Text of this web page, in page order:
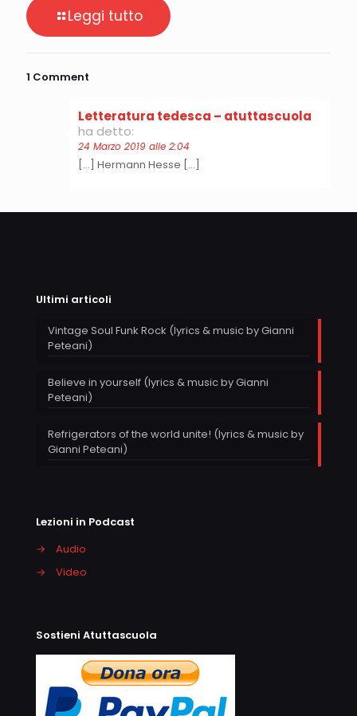
Leggi tutto
1 Comment
Letteratura tedesca – atuttascuola
ha detto:
24 Marzo 2019 alle 2:04
[…] Hermann Hesse […]
Ultimi articoli
Vintage Soul Funk Rock (lyrics & music by Gianni
Peteani)
Believe in yourself (lyrics & music by Gianni
Peteani)
Refrigerators of the world unite! (lyrics & music by
Gianni Peteani)
Lezioni in Podcast
→
Audio
→
Video
Sostieni Atuttascuola